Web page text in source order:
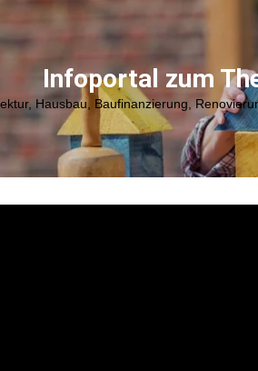
Infoportal zum
Hausbau, Baufinanzierung,